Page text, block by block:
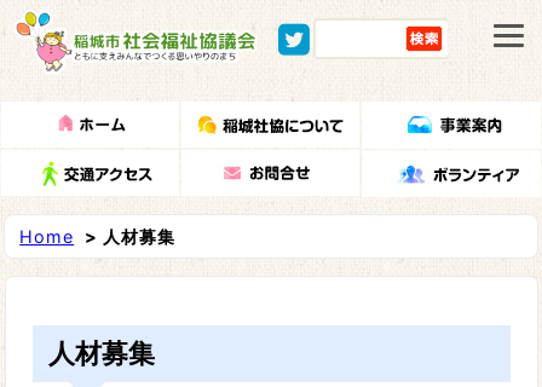
Home > 人材募集
人材募集